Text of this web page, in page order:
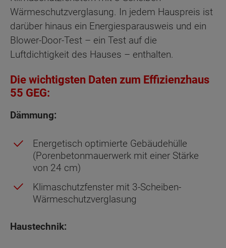
Wärmeschutzverglasung. In jedem Hauspreis ist
darüber hinaus ein Energiesparausweis und ein
Blower-Door-Test – ein Test auf die
Luftdichtigkeit des Hauses – enthalten.
Die wichtigsten Daten zum Effizienzhaus
55 GEG:
Dämmung:
Energetisch optimierte Gebäudehülle
(Porenbetonmauerwerk mit einer Stärke
von 24 cm)
Klimaschutzfenster mit 3-Scheiben-
Wärmeschutzverglasung
Haustechnik: